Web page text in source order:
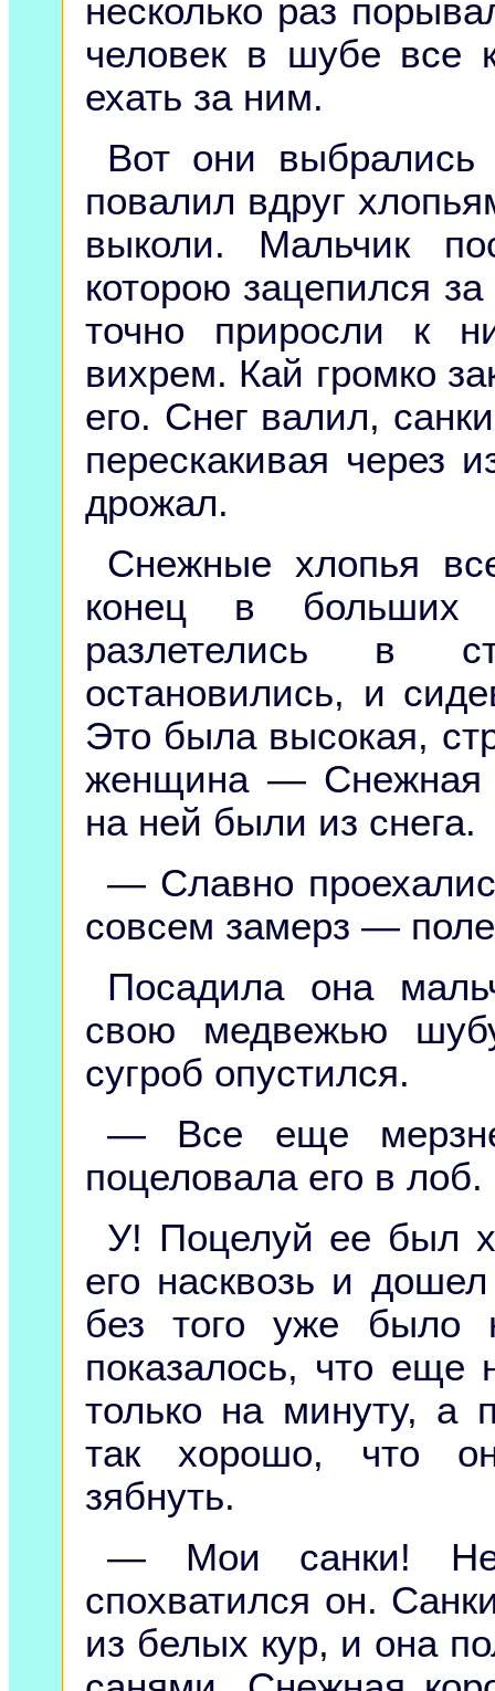
несколько раз
человек в шубе все
ехать за ним.
Вот они выбрались
повалил вдруг
выколи. Мальчик
которою зацепился
точно приросли к
вихрем. Кай громко
его. Снег валил,
перескакивая через
дрожал.
Снежные хлопья
конец в
разлетелись в
остановились, и
Это была высокая,
женщина — Снежная
на ней были из снега.
— Славно
совсем замерз —
Посадила она
свою медвежью
сугроб опустился.
— Все еще
поцеловала его в лоб.
У! Поцелуй ее был
его насквозь и
без того уже было
показалось, что
только на минуту, а
так хорошо, что
зябнуть.
— Мои санки!
спохватился он.
из белых кур, и она